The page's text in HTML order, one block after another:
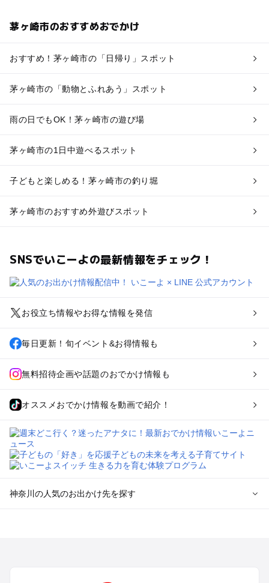
茅ヶ崎市のおすすめおでかけ
おすすめ！茅ヶ崎市の「日帰り」スポット
茅ヶ崎市の「動物とふれあう」スポット
雨の日でもOK！茅ヶ崎市の遊び場
茅ヶ崎市の1日中遊べるスポット
子どもと楽しめる！茅ヶ崎市の釣り堀
茅ヶ崎市のおすすめ外遊びスポット
SNSでいこーよの最新情報をチェック！
お役立ち情報やお得な情報を発信
毎日更新！旬イベント&お得情報も
無料招待企画や話題のおでかけ情報も
オススメおでかけ情報を動画で紹介！
神奈川の人気のお出かけ先を探す